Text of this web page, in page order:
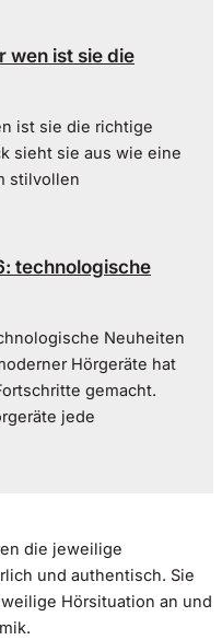
wen ist sie die
ist sie die richtige
sieht sie aus wie eine
stilvollen
technologische
Neuheiten
Hörgeräte hat
gemacht.
jede
die jeweilige
und authentisch. Sie
Hörsituation an und